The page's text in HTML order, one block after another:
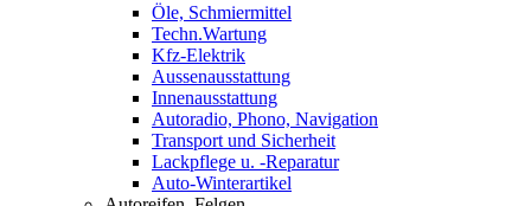
Öle, Schmiermittel
Techn.Wartung
Kfz-Elektrik
Aussenausstattung
Innenausstattung
Autoradio, Phono, Navigation
Transport und Sicherheit
Lackpflege u. -Reparatur
Auto-Winterartikel